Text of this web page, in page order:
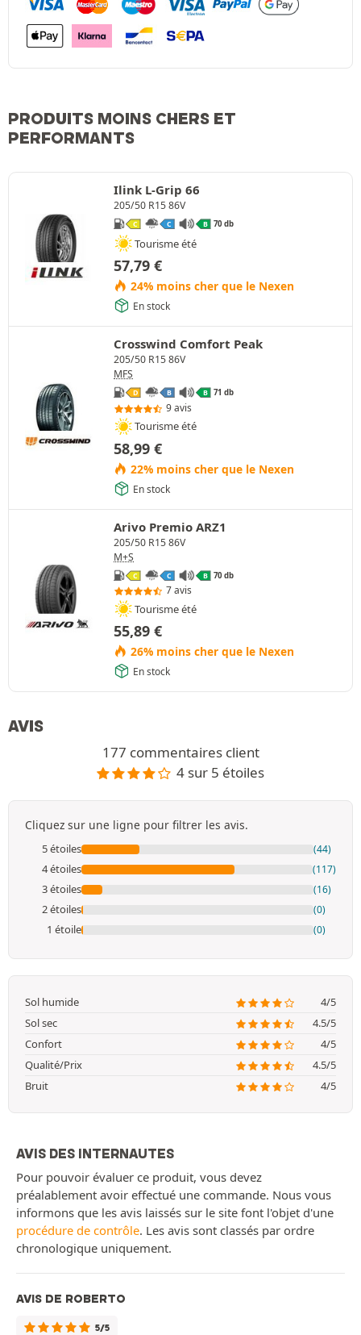
PRODUITS MOINS CHERS ET
PERFORMANTS
Ilink L-Grip 66
205/50 R15 86V
C C B 70 db
Tourisme été
57,79 €
24% moins cher que le Nexen
En stock
Crosswind Comfort Peak
205/50 R15 86V
MFS
D B B 71 db
9 avis
Tourisme été
58,99 €
22% moins cher que le Nexen
En stock
Arivo Premio ARZ1
205/50 R15 86V
M+S
C C B 70 db
7 avis
Tourisme été
55,89 €
26% moins cher que le Nexen
En stock
AVIS
177 commentaires client
4 sur 5 étoiles
Cliquez sur une ligne pour filtrer les avis.
5 étoiles (44)
4 étoiles (117)
3 étoiles (16)
2 étoiles (0)
1 étoile (0)
Sol humide
4/5
Sol sec
4.5/5
Confort
4/5
Qualité/Prix
4.5/5
Bruit
4/5
AVIS DES INTERNAUTES
Pour pouvoir évaluer ce produit, vous devez
préalablement avoir effectué une commande. Nous vous
informons que les avis laissés sur le site font l'objet d'une
procédure de contrôle. Les avis sont classés par ordre
chronologique uniquement.
AVIS DE ROBERTO
5/5